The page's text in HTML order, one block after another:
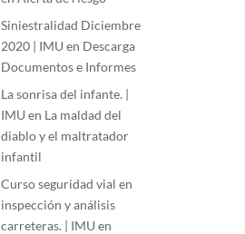
Siniestralidad Diciembre
2020 | IMU en Descarga
Documentos e Informes
La sonrisa del infante. |
IMU en La maldad del
diablo y el maltratador
infantil
Curso seguridad vial en
inspección y análisis
carreteras. | IMU en